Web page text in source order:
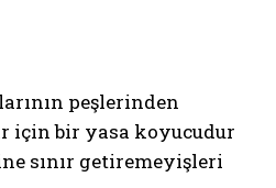
peşlerinden
için bir yasa koyucudur
sınır getiremeyişleri